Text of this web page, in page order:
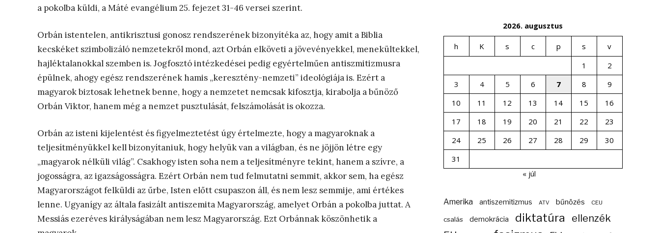
a pokolba küldi, a Máté evangélium 25. fejezet 31-46 versei szerint.
Orbán istentelen, antikrisztusi gonosz rendszerének bizonyítéka az, hogy amit a Biblia
kecskéket szimbolizáló nemzetekről mond, azt Orbán elköveti a jövevényekkel, menekültekkel,
hajléktalanokkal szemben is. Jogfosztó intézkedései pedig egyértelműen antiszmitizmusra
épülnek, ahogy egész rendszerének hamis „keresztény-nemzeti” ideológiája is. Ezért a
magyarok biztosak lehetnek benne, hogy a nemzetet nemcsak kifosztja, kirabolja a bűnöző
Orbán Viktor, hanem még a nemzet pusztulását, felszámolását is okozza.
Orbán az isteni kijelentést és figyelmeztetést úgy értelmezte, hogy a magyaroknak a
teljesítményükkel kell bizonyítaniuk, hogy helyük van a világban, és ne jöjjön létre egy
„magyarok nélküli világ”. Csakhogy isten soha nem a teljesítményre tekint, hanem a szívre, a
jogosságra, az igazságosságra. Ezért Orbán nem tud felmutatni semmit, akkor sem, ha egész
Magyarországot felküldi az űrbe, Isten előtt csupaszon áll, és nem lesz semmije, ami értékes
lenne. Ugyanígy az általa fasizált antiszemita Magyarország, amelyet Orbán a pokolba juttat. A
Messiás ezeréves királyságában nem lesz Magyarország. Ezt Orbánnak köszönhetik a
2026. augusztus
h K s c p s
v
1
2
3
4 5 6 7 8
9
10
11 12 13 14 15
16
17
18 19 20 21 22
23
24
25 26 27 28 29
30
31
« júl
Amerika antiszemitizmus ATV bűnözés CEU
csalás demokrácia diktatúra ellenzék